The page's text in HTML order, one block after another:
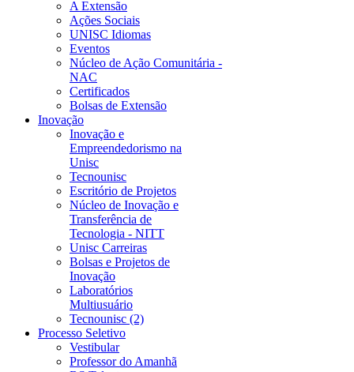
A Extensão
Ações Sociais
UNISC Idiomas
Eventos
Núcleo de Ação Comunitária -
NAC
Certificados
Bolsas de Extensão
Inovação
Inovação e
Empreendedorismo na
Unisc
Tecnounisc
Escritório de Projetos
Núcleo de Inovação e
Transferência de
Tecnologia - NITT
Unisc Carreiras
Bolsas e Projetos de
Inovação
Laboratórios
Multiusuário
Tecnounisc (2)
Processo Seletivo
Vestibular
Professor do Amanhã